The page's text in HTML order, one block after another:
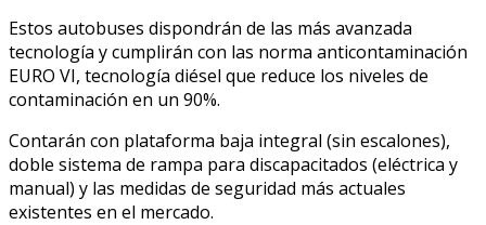
Estos autobuses dispondrán de las más avanzada
tecnología y cumplirán con las norma anticontaminación
EURO VI, tecnología diésel que reduce los niveles de
contaminación en un 90%.
Contarán con plataforma baja integral (sin escalones),
doble sistema de rampa para discapacitados (eléctrica y
manual) y las medidas de seguridad más actuales
existentes en el mercado.